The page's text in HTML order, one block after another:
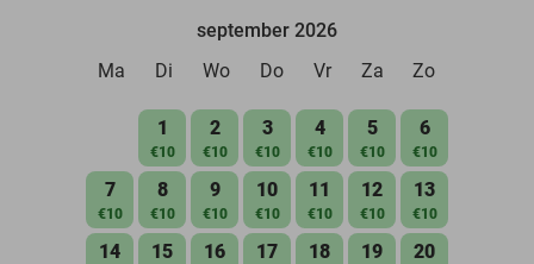
september 2026
Ma
Di Wo Do Vr Za Zo
1
€10
2
€10
3
€10
4
€10
5
€10
6
€10
7
€10
8
€10
9
€10
10
€10
11
€10
12
€10
13
€10
14 15 16 17 18 19 20